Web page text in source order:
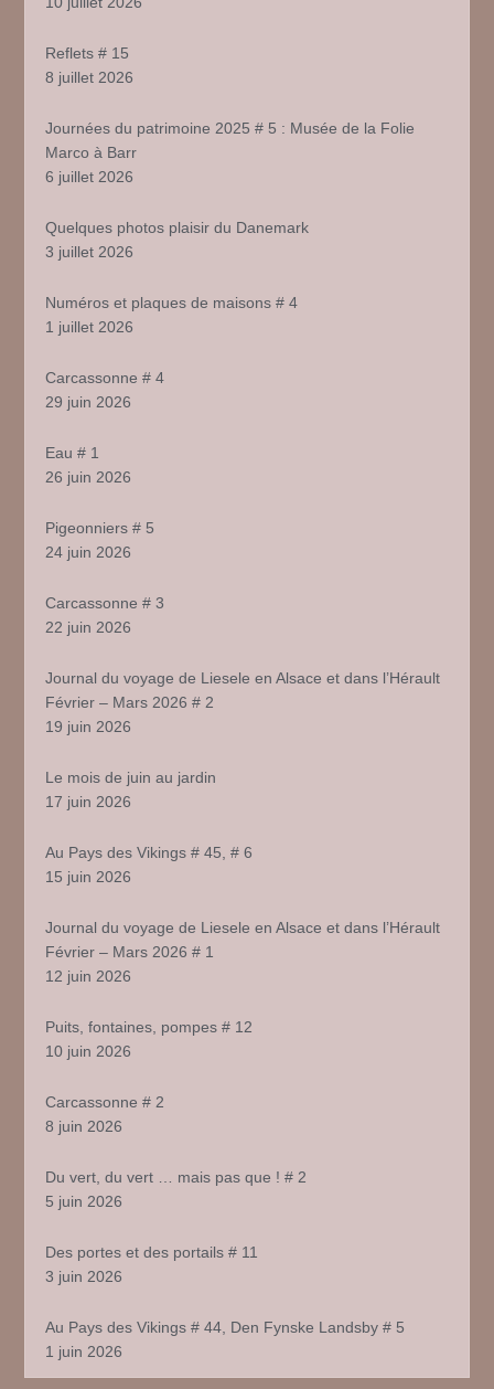
Reflets # 15
8 juillet 2026
Journées du patrimoine 2025 # 5 : Musée de la Folie
Marco à Barr
6 juillet 2026
Quelques photos plaisir du Danemark
3 juillet 2026
Numéros et plaques de maisons # 4
1 juillet 2026
Carcassonne # 4
29 juin 2026
Eau # 1
26 juin 2026
Pigeonniers # 5
24 juin 2026
Carcassonne # 3
22 juin 2026
Journal du voyage de Liesele en Alsace et dans l’Hérault
Février – Mars 2026 # 2
19 juin 2026
Le mois de juin au jardin
17 juin 2026
Au Pays des Vikings # 45, # 6
15 juin 2026
Journal du voyage de Liesele en Alsace et dans l’Hérault
Février – Mars 2026 # 1
12 juin 2026
Puits, fontaines, pompes # 12
10 juin 2026
Carcassonne # 2
8 juin 2026
Du vert, du vert … mais pas que ! # 2
5 juin 2026
Des portes et des portails # 11
3 juin 2026
Au Pays des Vikings # 44, Den Fynske Landsby # 5
1 juin 2026